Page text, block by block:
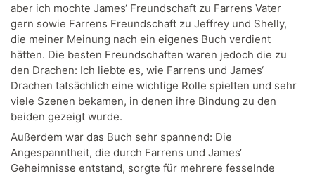
aber ich mochte James‘ Freundschaft zu Farrens Vater
gern sowie Farrens Freundschaft zu Jeffrey und Shelly,
die meiner Meinung nach ein eigenes Buch verdient
hätten. Die besten Freundschaften waren jedoch die zu
den Drachen: Ich liebte es, wie Farrens und James‘
Drachen tatsächlich eine wichtige Rolle spielten und sehr
viele Szenen bekamen, in denen ihre Bindung zu den
beiden gezeigt wurde.
Außerdem war das Buch sehr spannend: Die
Angespanntheit, die durch Farrens und James‘
Geheimnisse entstand, sorgte für mehrere fesselnde